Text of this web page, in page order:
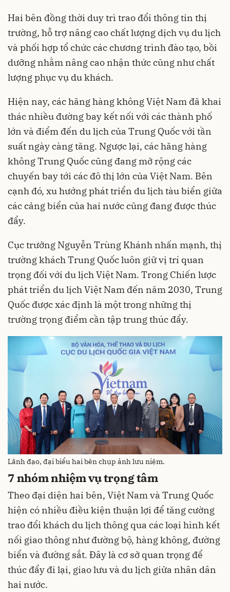
Hai bên đồng thời duy trì trao đổi thông tin thị
trường, hỗ trợ nâng cao chất lượng dịch vụ du lịch
và phối hợp tổ chức các chương trình đào tạo, bồi
dưỡng nhằm nâng cao nhận thức cũng như chất
lượng phục vụ du khách.
Hiện nay, các hãng hàng không Việt Nam đã khai
thác nhiều đường bay kết nối với các thành phố
lớn và điểm đến du lịch của Trung Quốc với tần
suất ngày càng tăng. Ngược lại, các hãng hàng
không Trung Quốc cũng đang mở rộng các
chuyến bay tới các đô thị lớn của Việt Nam. Bên
cạnh đó, xu hướng phát triển du lịch tàu biển giữa
các cảng biển của hai nước cũng đang được thúc
đẩy.
Cục trưởng Nguyễn Trùng Khánh nhấn mạnh, thị
trường khách Trung Quốc luôn giữ vị trí quan
trọng đối với du lịch Việt Nam. Trong Chiến lược
phát triển du lịch Việt Nam đến năm 2030, Trung
Quốc được xác định là một trong những thị
trường trọng điểm cần tập trung thúc đẩy.
Lãnh đạo, đại biểu hai bên chụp ảnh lưu niệm.
7 nhóm nhiệm vụ trọng tâm
Theo đại diện hai bên, Việt Nam và Trung Quốc
hiện có nhiều điều kiện thuận lợi để tăng cường
trao đổi khách du lịch thông qua các loại hình kết
nối giao thông như đường bộ, hàng không, đường
biển và đường sắt. Đây là cơ sở quan trọng để
thúc đẩy đi lại, giao lưu và du lịch giữa nhân dân
hai nước.